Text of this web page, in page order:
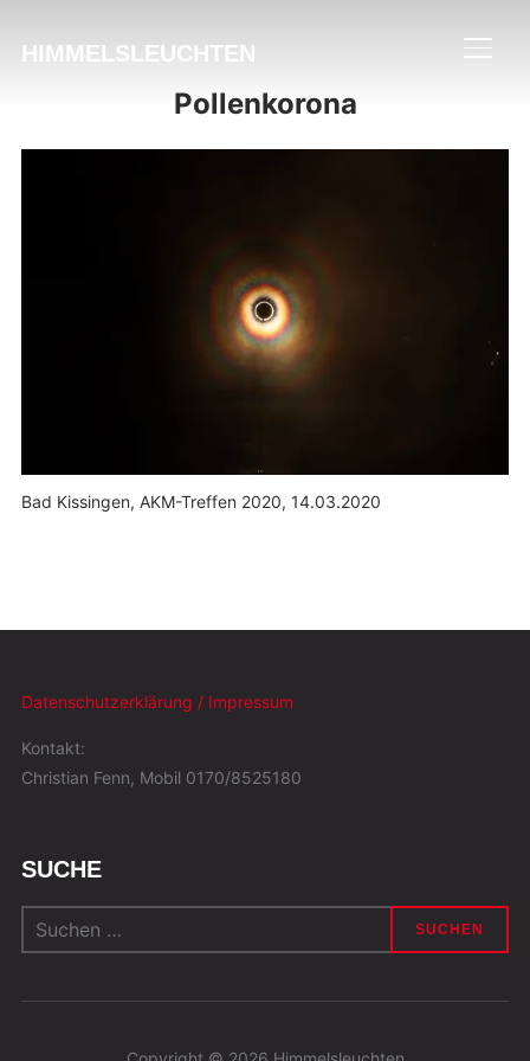
HIMMELSLEUCHTEN
Pollenkorona
Bad Kissingen, AKM-Treffen 2020, 14.03.2020
Datenschutzerklärung / Impressum
Kontakt:
Christian Fenn, Mobil 0170/8525180
SUCHE
Suchen
nach: